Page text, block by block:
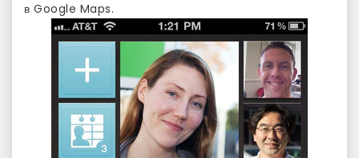
в Google Maps.